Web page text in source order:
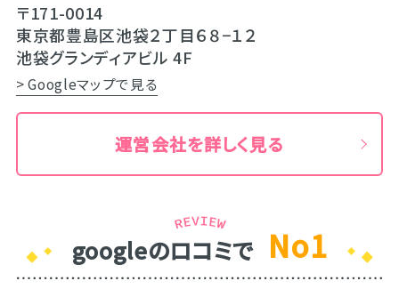
〒171-0014
東京都豊島区池袋２丁目６８−１２
池袋グランディアビル 4F
> Googleマップで見る
運営会社を詳しく見る
googleのロコミで No1